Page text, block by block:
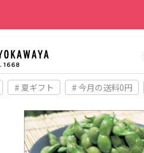
# 夏ギフト # 今月の送料0円